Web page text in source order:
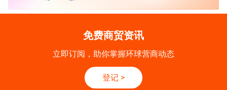
免费商贸资讯
立即订阅，助你掌握环球营商动态
登记 >